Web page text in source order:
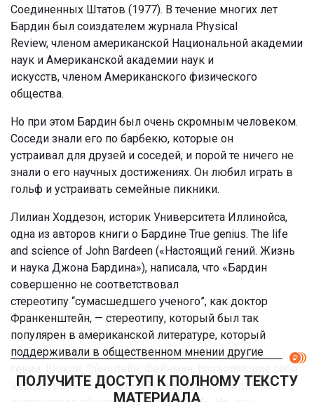
Соединенных Штатов (1977). В течение многих лет
Бардин был соиздателем журнала Physical
Review, членом американской Национальной академии
наук и Американской академии наук и
искусств, членом Американского физического
общества.
Но при этом Бардин был очень скромным человеком.
Соседи знали его по барбекю, которые он
устраивал для друзей и соседей, и порой те ничего не
знали о его научных достижениях. Он любил играть в
гольф и устраивать семейные пикники.
Лилиан Ходдезон, историк Университета Иллинойса,
одна из авторов книги о Бардине True genius. The life
and science of John Bardeen («Настоящий гений. Жизнь
и наука Джона Бардина»), написала, что «Бардин
совершенно не соответствовал
стереотипу “сумасшедшего ученого”, как доктор
Франкенштейн, — стереотипу, который был так
популярен в американской литературе, который
поддерживали в общественном мнении другие
эксцентричные поступки. В результате Бардин не
ПОЛУЧИТЕ ДОСТУП К ПОЛНОМУ ТЕКСТУ
МАТЕРИАЛА